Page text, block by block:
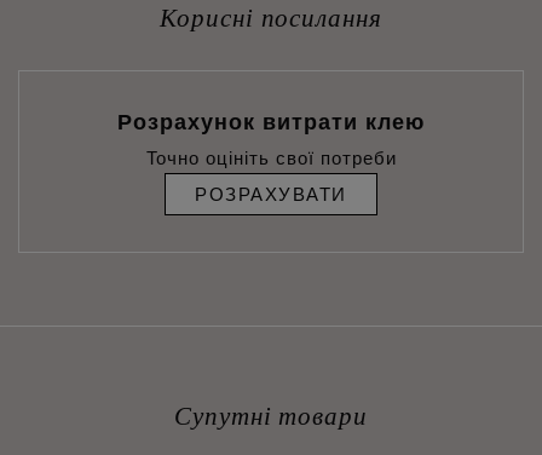
Корисні посилання
Розрахунок витрати клею
Точно оцініть свої потреби
РОЗРАХУВАТИ
Супутні товари